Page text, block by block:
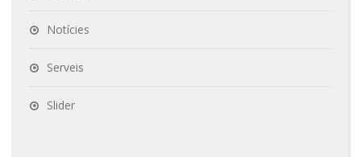
Notícies
Serveis
Slider